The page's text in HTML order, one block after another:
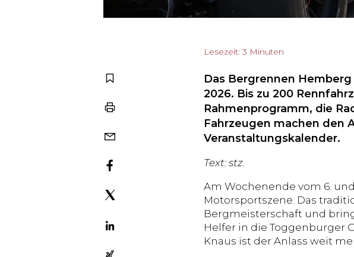
Lesezeit: 3 Minuten
Das Bergrennen
2026. Bis zu 200
Rahmenprogramm, die
Fahrzeugen machen den
Veranstaltungskalender.
Text: stz.
Am Wochenende vom 6.
Motorsportszene. Das
Bergmeisterschaft und
Helfer in die Toggenburger
Knaus ist der Anlass weit